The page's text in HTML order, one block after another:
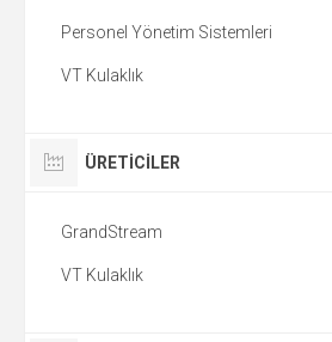
Personel Yönetim Sistemleri
VT Kulaklık
ÜRETICILER
GrandStream
VT Kulaklık